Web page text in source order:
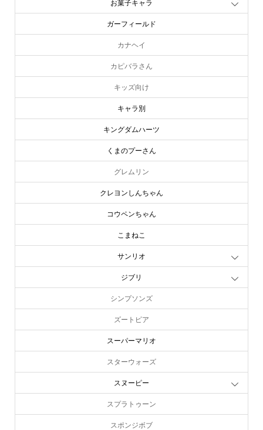
お菓子キャラ
ガーフィールド
カナヘイ
カピバラさん
キッズ向け
キャラ別
キングダムハーツ
くまのプーさん
グレムリン
クレヨンしんちゃん
コウペンちゃん
こまねこ
サンリオ
ジブリ
シンプソンズ
ズートピア
スーパーマリオ
スターウォーズ
スヌーピー
スプラトゥーン
スポンジボブ